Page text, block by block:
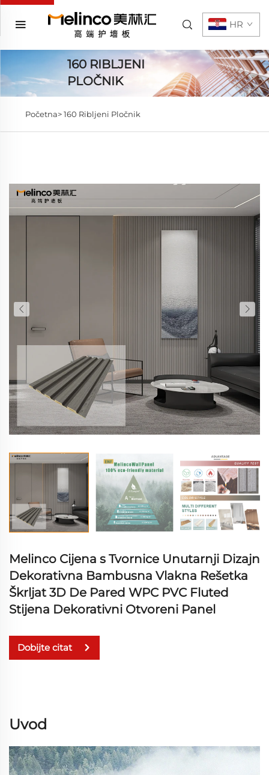
HR
160 RIBLJENI
PLOČNIK
Početna>160 Ribljeni Pločnik
Melinco Cijena s Tvornice Unutarnji Dizajn
Dekorativna Bambusna Vlakna Rešetka
Škrljat 3D De Pared WPC PVC Fluted
Stijena Dekorativni Otvoreni Panel
Dobijte citat
Uvod